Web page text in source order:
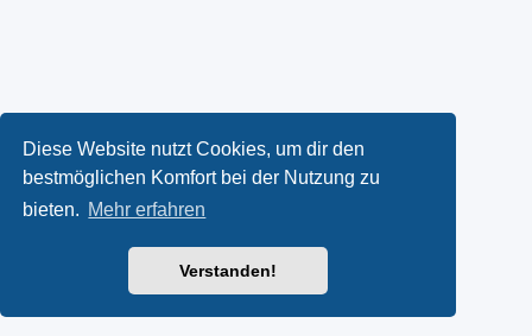
Diese Website nutzt Cookies, um dir den
bestmöglichen Komfort bei der Nutzung zu
bieten. Mehr erfahren
Verstanden!